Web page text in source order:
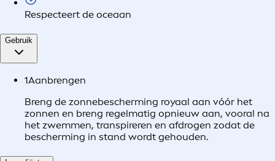
Respecteert de oceaan
Gebruik
1Aanbrengen
Breng de zonnebescherming royaal aan vóór het
zonnen en breng regelmatig opnieuw aan, vooral na
het zwemmen, transpireren en afdrogen zodat de
bescherming in stand wordt gehouden.